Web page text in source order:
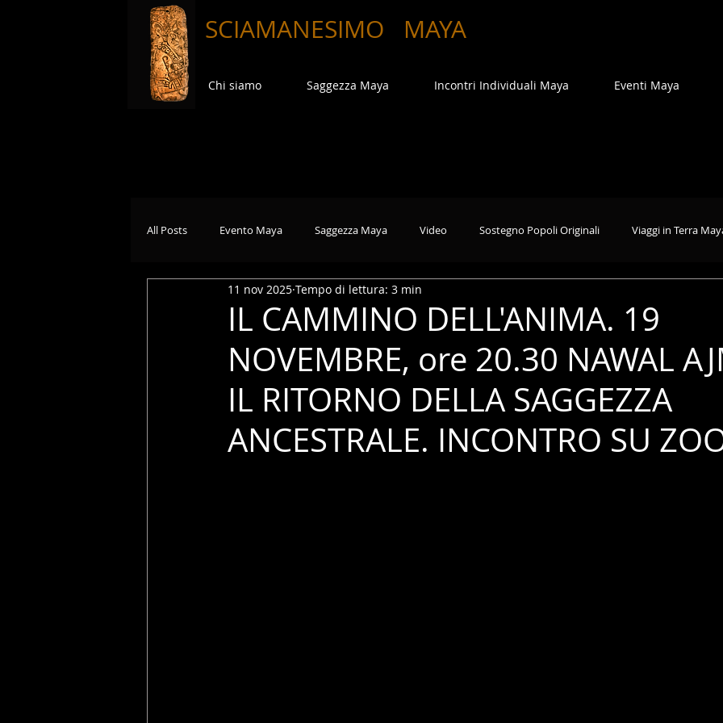
SCIAMANESIMO MAYA
Chi siamo Saggezza Maya Incontri Individuali Maya Eventi Maya
All Posts Evento Maya Saggezza Maya Video Sostegno Popoli Originali Viaggi in Terra
IL CAMMINO DELL'ANIMA. 19
NOVEMBRE, ore 20.30 NAWAL
IL RITORNO DELLA SAGGEZZA
ANCESTRALE. INCONTRO SU
11 nov 2025 Tempo di lettura: 3 min